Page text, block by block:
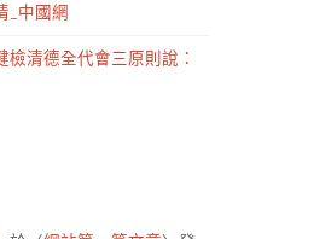
_中國網
清德全代會三原則說：